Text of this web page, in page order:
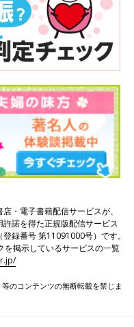
・電子書籍配信サービスが、
諾を得た正規版配信サービス
録番号 第11091000号）です。
を掲示しているサービスの一覧
のコンテンツの無断転載を禁じま